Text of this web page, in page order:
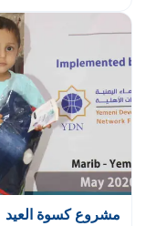
مشروع كسوة العيد 1441